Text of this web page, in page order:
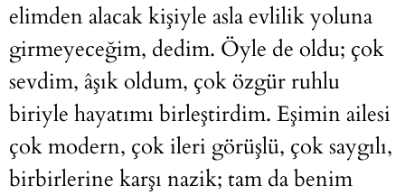
elimden alacak kişiyle asla evlilik yoluna
girmeyeceğim, dedim. Öyle de oldu; çok
sevdim, âşık oldum, çok özgür ruhlu
biriyle hayatımı birleştirdim. Eşimin ailesi
çok modern, çok ileri görüşlü, çok saygılı,
birbirlerine karşı nazik; tam da benim